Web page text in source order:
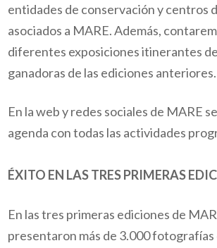
entidades de conservación y centros
asociados a MARE. Además,
diferentes exposiciones itinerantes
ganadoras de las ediciones anteriores.
En la web y redes sociales de MARE
agenda con todas las actividades
ÉXITO EN LAS TRES PRIMERAS
En las tres primeras ediciones de
presentaron más de 3.000